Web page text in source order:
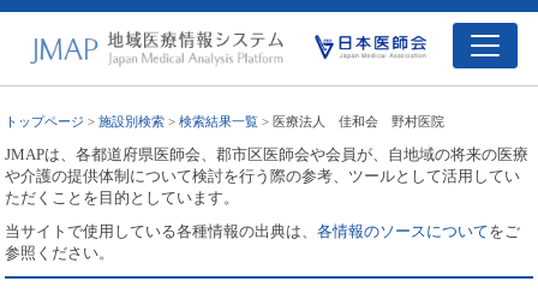
トップページ >施設別検索 >検索結果一覧 > 医療法人 佳和会 野村医院
JMAPは、各都道府県医師会、郡市区医師会や会員が、自地域の将来の医療
や介護の提供体制について検討を行う際の参考、ツールとして活用してい
ただくことを目的としています。
当サイトで使用している各種情報の出典は、各情報のソースについてをご
参照ください。